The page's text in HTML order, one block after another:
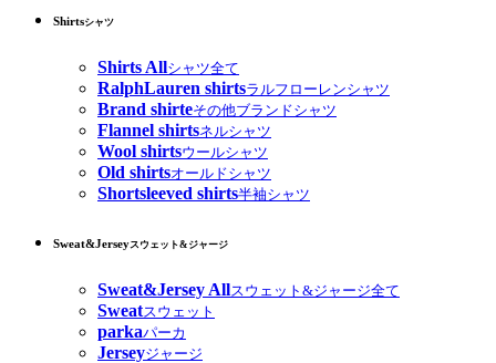
Shirtsシャツ
Shirts Allシャツ全て
RalphLauren shirtsラルフローレンシャツ
Brand shirteその他ブランドシャツ
Flannel shirtsネルシャツ
Wool shirtsウールシャツ
Old shirtsオールドシャツ
Shortsleeved shirts半袖シャツ
Sweat&Jerseyスウェット&ジャージ
Sweat&Jersey Allスウェット&ジャージ全て
Sweatスウェット
parkaパーカ
Jerseyジャージ